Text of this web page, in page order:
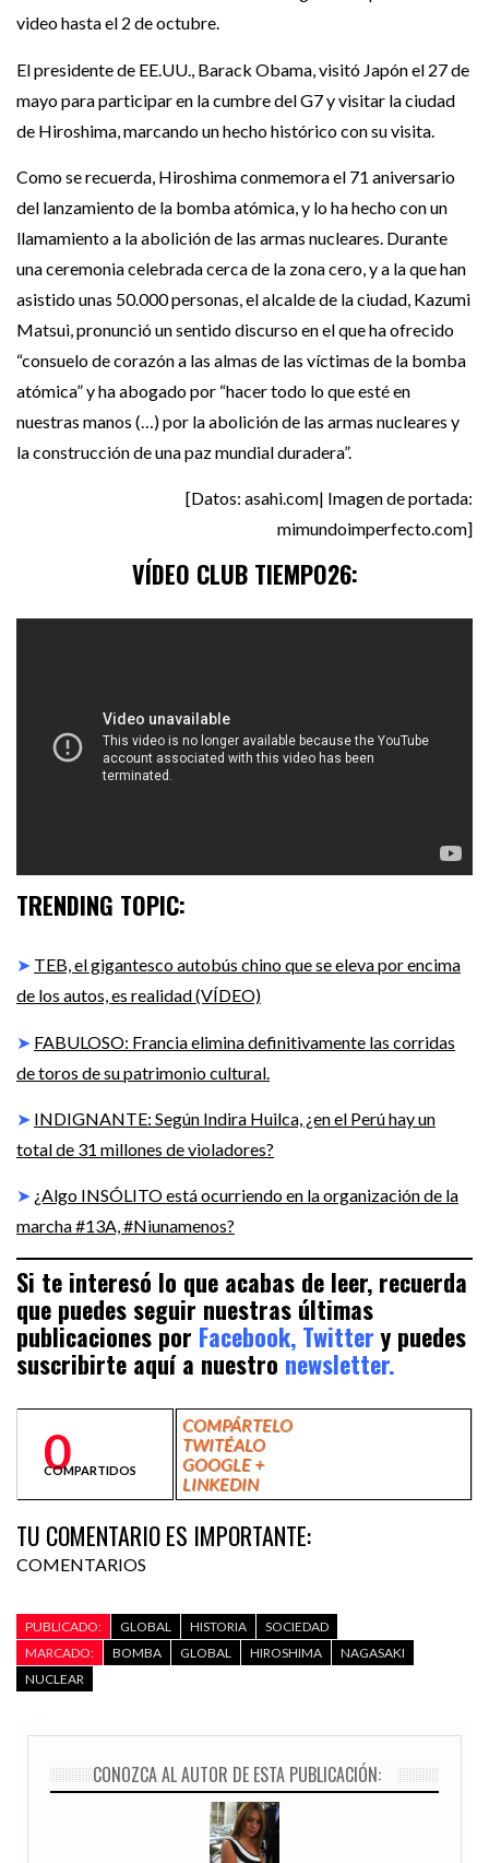
video hasta el 2 de octubre.
El presidente de EE.UU., Barack Obama, visitó Japón el 27 de
mayo para participar en la cumbre del G7 y visitar la ciudad
de Hiroshima, marcando un hecho histórico con su visita.
Como se recuerda, Hiroshima conmemora el 71 aniversario
del lanzamiento de la bomba atómica, y lo ha hecho con un
llamamiento a la abolición de las armas nucleares. Durante
una ceremonia celebrada cerca de la zona cero, y a la que han
asistido unas 50.000 personas, el alcalde de la ciudad, Kazumi
Matsui, pronunció un sentido discurso en el que ha ofrecido
“consuelo de corazón a las almas de las víctimas de la bomba
atómica” y ha abogado por “hacer todo lo que esté en
nuestras manos (…) por la abolición de las armas nucleares y
la construcción de una paz mundial duradera”.
[Datos: asahi.com| Imagen de portada:
mimundoimperfecto.com]
VÍDEO CLUB TIEMPO26:
TRENDING TOPIC:
➤ TEB, el gigantesco autobús chino que se eleva por encima
de los autos, es realidad (VÍDEO)
➤ FABULOSO: Francia elimina definitivamente las corridas
de toros de su patrimonio cultural.
➤ INDIGNANTE: Según Indira Huilca, ¿en el Perú hay un
total de 31 millones de violadores?
➤ ¿Algo INSÓLITO está ocurriendo en la organización de la
marcha #13A, #Niunamenos?
Si te interesó lo que acabas de leer, recuerda
que puedes seguir nuestras últimas
publicaciones por Facebook, Twitter y puedes
suscribirte aquí a nuestro newsletter.
COMPÁRTELO
TWITÉALO
GOOGLE +
LINKEDIN
0
COMPARTIDOS
TU COMENTARIO ES IMPORTANTE:
COMENTARIOS
PUBLICADO: GLOBAL HISTORIA
SOCIEDAD
MARCADO:
BOMBA GLOBAL HIROSHIMA
NAGASAKI
NUCLEAR
CONOZCA AL AUTOR DE ESTA PUBLICACIÓN: